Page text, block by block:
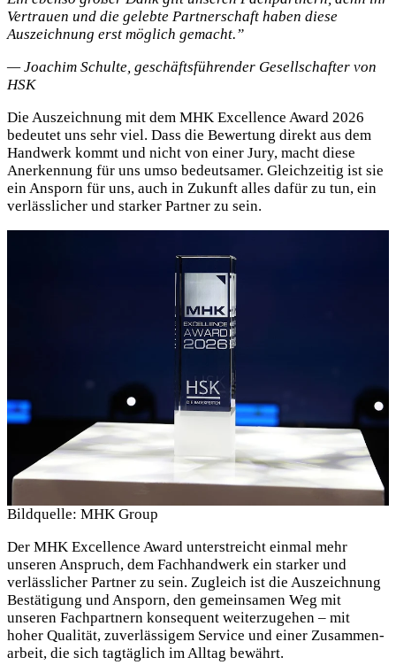
Vertrauen und die gelebte Partnerschaft haben diese
Auszeichnung erst möglich gemacht.”
— Joachim Schulte, geschäfts­führender Gesellschafter von
HSK
Die Auszeichnung mit dem MHK Excellence Award 2026
bedeutet uns sehr viel. Dass die Bewertung direkt aus dem
Handwerk kommt und nicht von einer Jury, macht diese
Anerkennung für uns umso bedeutsamer. Gleichzeitig ist sie
ein Ansporn für uns, auch in Zukunft alles dafür zu tun, ein
verlässlicher und starker Partner zu sein.
Bildquelle: MHK Group
Der MHK Excellence Award unterstreicht einmal mehr
unseren Anspruch, dem Fach­hand­werk ein starker und
verlässlicher Partner zu sein. Zugleich ist die Auszeichnung
Bestätigung und Ansporn, den gemeinsamen Weg mit
unseren Fachpartnern konsequent weiterzugehen – mit
hoher Qualität, zuverlässigem Service und einer Zusammen­
arbeit, die sich tagtäglich im Alltag bewährt.